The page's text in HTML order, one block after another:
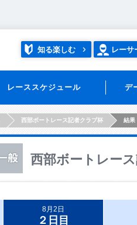
知る楽しむ レーサ
レーススケジュール デ
西部ボートレース記者クラブ杯 結果
西部ボートレー
8月2日
２日目